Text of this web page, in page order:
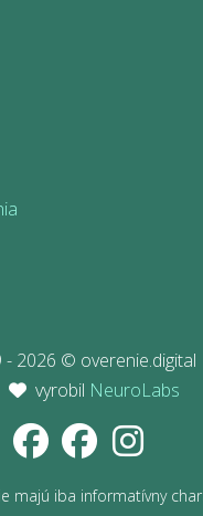
- 2026 © overenie.digital
vyrobil NeuroLabs
majú iba informatívny